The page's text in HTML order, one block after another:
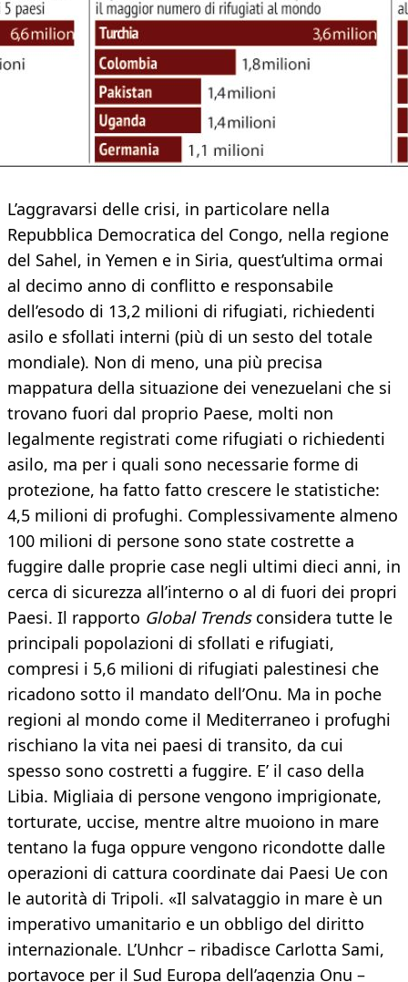
L’aggravarsi delle crisi, in particolare nella
Repubblica Democratica del Congo, nella regione
del Sahel, in Yemen e in Siria, quest’ultima ormai
al decimo anno di conflitto e responsabile
dell’esodo di 13,2 milioni di rifugiati, richiedenti
asilo e sfollati interni (più di un sesto del totale
mondiale). Non di meno, una più precisa
mappatura della situazione dei venezuelani che si
trovano fuori dal proprio Paese, molti non
legalmente registrati come rifugiati o richiedenti
asilo, ma per i quali sono necessarie forme di
protezione, ha fatto fatto crescere le statistiche:
4,5 milioni di profughi. Complessivamente almeno
100 milioni di persone sono state costrette a
fuggire dalle proprie case negli ultimi dieci anni, in
cerca di sicurezza all’interno o al di fuori dei propri
Paesi. Il rapporto Global Trendsconsidera tutte le
principali popolazioni di sfollati e rifugiati,
compresi i 5,6 milioni di rifugiati palestinesi che
ricadono sotto il mandato dell’Onu. Ma in poche
regioni al mondo come il Mediterraneo i profughi
rischiano la vita nei paesi di transito, da cui
spesso sono costretti a fuggire. E’ il caso della
Libia. Migliaia di persone vengono imprigionate,
torturate, uccise, mentre altre muoiono in mare
tentano la fuga oppure vengono ricondotte dalle
operazioni di cattura coordinate dai Paesi Ue con
le autorità di Tripoli. «Il salvataggio in mare è un
imperativo umanitario e un obbligo del diritto
internazionale. L’Unhcr – ribadisce Carlotta Sami,
portavoce per il Sud Europa dell’agenzia Onu –